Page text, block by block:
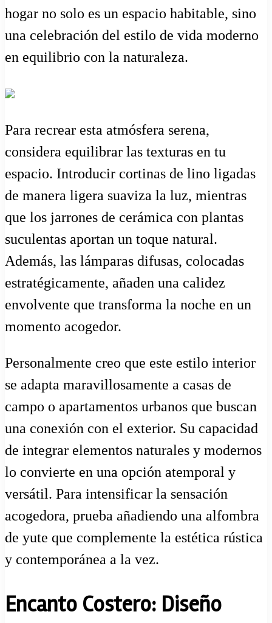
hogar no solo es un espacio habitable, sino
una celebración del estilo de vida moderno
en equilibrio con la naturaleza.
Para recrear esta atmósfera serena,
considera equilibrar las texturas en tu
espacio. Introducir cortinas de lino ligadas
de manera ligera suaviza la luz, mientras
que los jarrones de cerámica con plantas
suculentas aportan un toque natural.
Además, las lámparas difusas, colocadas
estratégicamente, añaden una calidez
envolvente que transforma la noche en un
momento acogedor.
Personalmente creo que este estilo interior
se adapta maravillosamente a casas de
campo o apartamentos urbanos que buscan
una conexión con el exterior. Su capacidad
de integrar elementos naturales y modernos
lo convierte en una opción atemporal y
versátil. Para intensificar la sensación
acogedora, prueba añadiendo una alfombra
de yute que complemente la estética rústica
y contemporánea a la vez.
Encanto Costero: Diseño